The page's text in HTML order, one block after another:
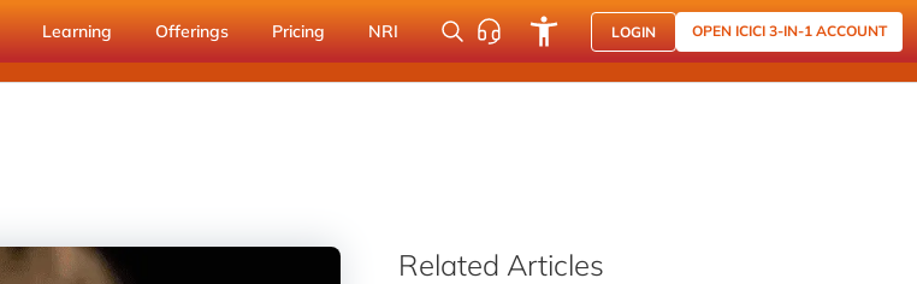
Learning Offerings Pricing NRI LOGIN OPEN ICICI 3-IN-1 ACCOUNT
Related Articles